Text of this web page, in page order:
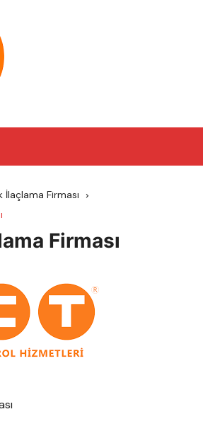
İlaçlama Firması
Firması